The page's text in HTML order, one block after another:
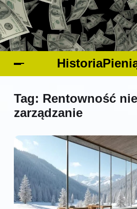
Tag: Rentowność
zarządzanie